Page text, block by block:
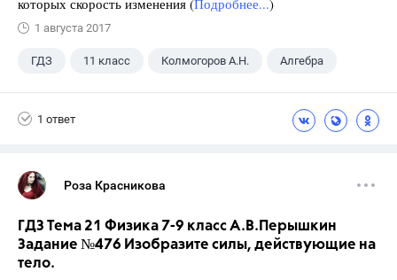
которых скорость изменения (Подробнее...)
1 августа 2017
ГДЗ 11 класс Колмогоров А.Н. Алгебра
1 ответ
Роза Красникова
ГДЗ Тема 21 Физика 7-9 класс А.В.Перышкин
Задание №476 Изобразите силы, действующие на
тело.